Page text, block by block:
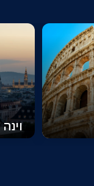
וינה